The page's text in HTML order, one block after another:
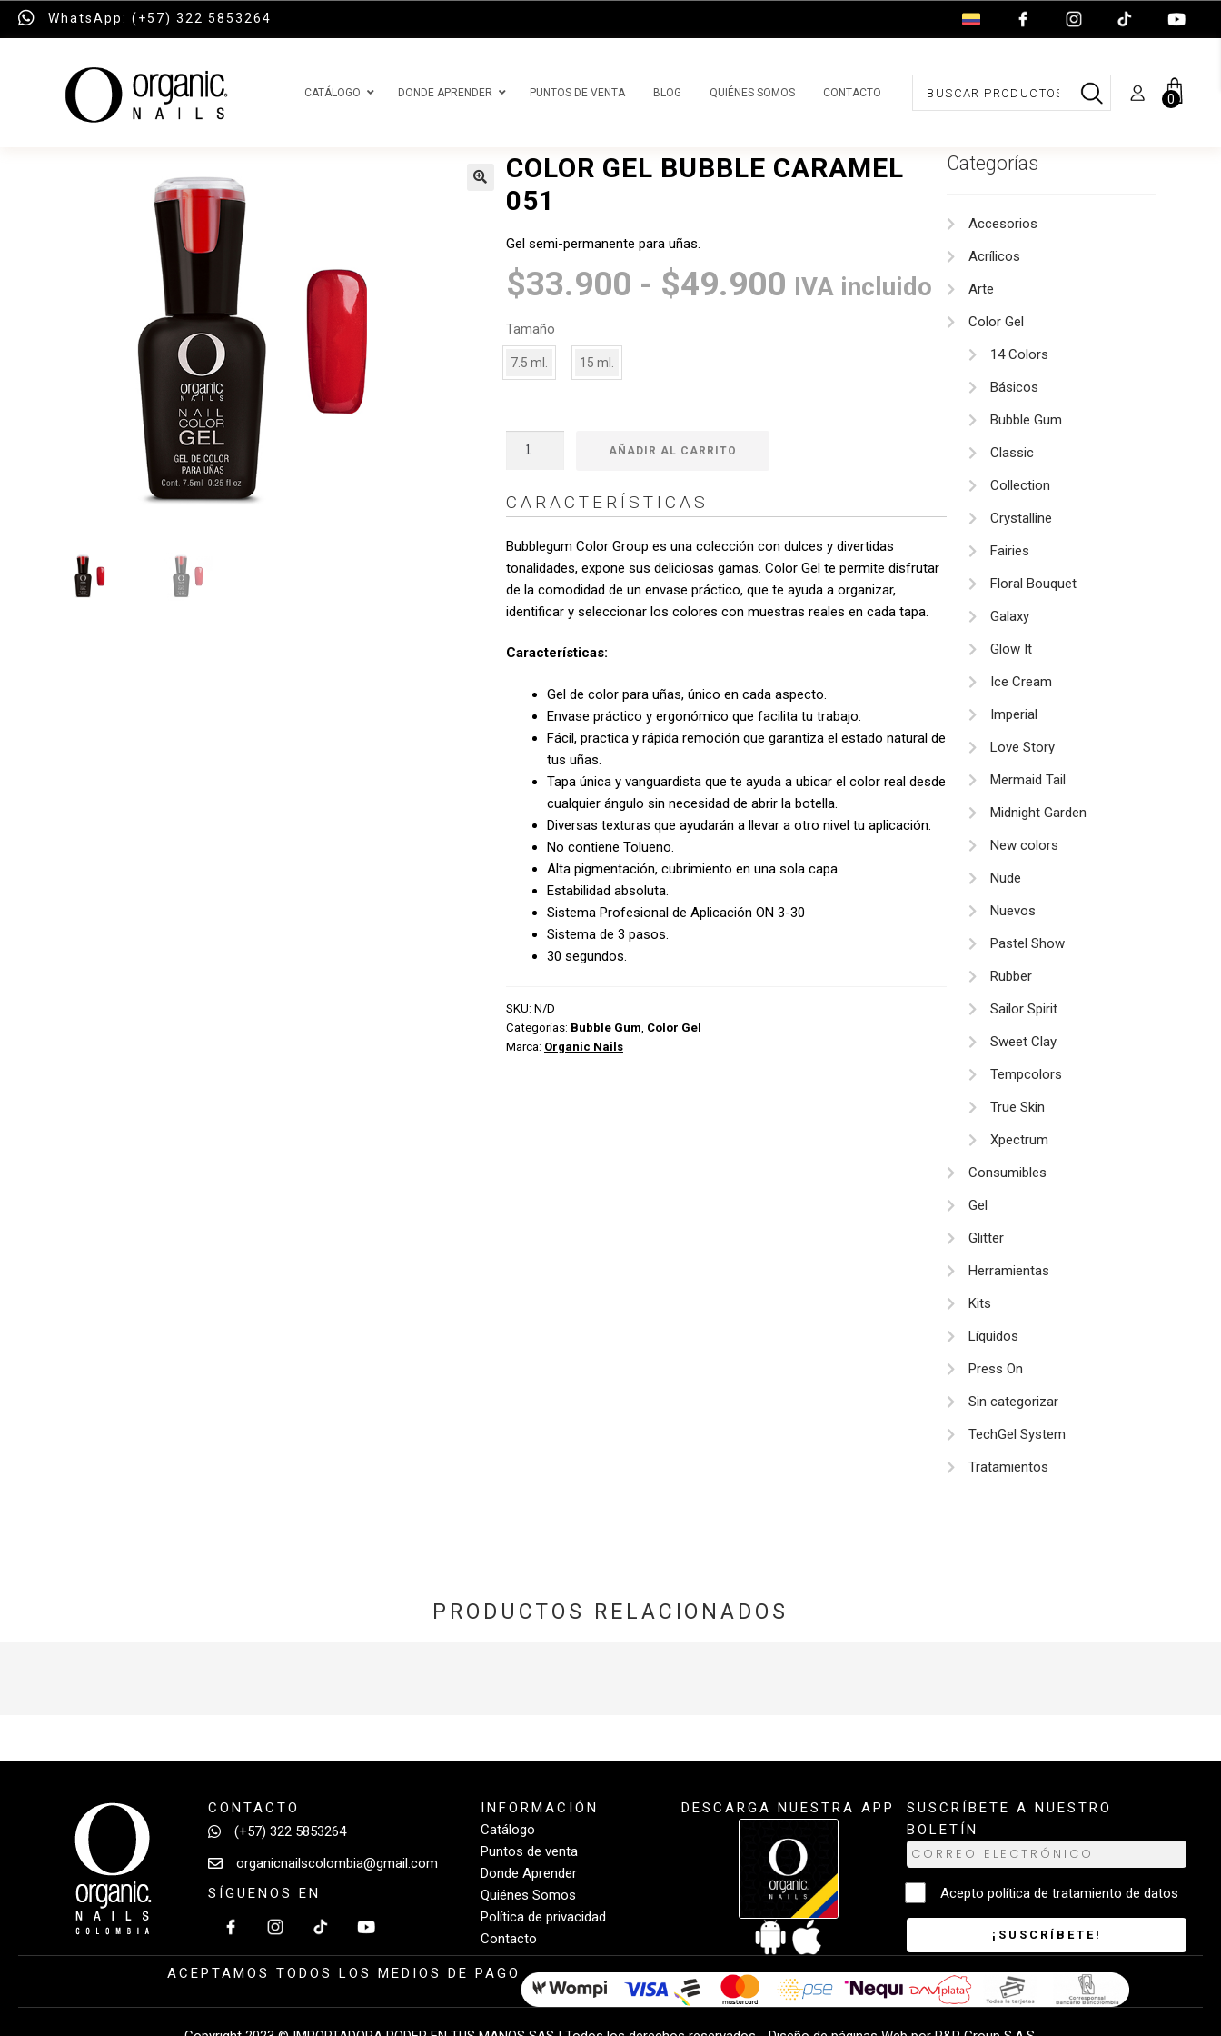
WhatsApp: (+57) 322 5853264
CATÁLOGO DONDE APRENDER PUNTOS DE VENTA BLOG QUIÉNES SOMOS CONTACTO 0
COLOR GEL BUBBLE CARAMEL
051
Gel semi-permanente para uñas.
$33.900 - $49.900Rango
$49.900
IVA incluido
Tamaño
7.5 ml. 15 ml.
Color
Caramel
cantidad
AÑADIR AL CARRITO
CARACTERÍSTICAS
Bubblegum Color Group es una colección con dulces y divertidas
tonalidades, expone sus deliciosas gamas. Color Gel te permite disfrutar
de la comodidad de un envase práctico, que te ayuda a organizar,
identificar y seleccionar los colores con muestras reales en cada tapa.
Características:
Gel de color para uñas, único en cada aspecto.
Envase práctico y ergonómico que facilita tu trabajo.
Fácil, practica y rápida remoción que garantiza el estado natural de
tus uñas.
Tapa única y vanguardista que te ayuda a ubicar el color real desde
cualquier ángulo sin necesidad de abrir la botella.
Diversas texturas que ayudarán a llevar a otro nivel tu aplicación.
No contiene Tolueno.
Alta pigmentación, cubrimiento en una sola capa.
Estabilidad absoluta.
Sistema Profesional de Aplicación ON 3-30
Sistema de 3 pasos.
30 segundos.
SKU: N/D
Categorías: Bubble Gum, Color Gel
Marca: Organic Nails
Categorías
Accesorios
Acrílicos
Arte
Color Gel
14 Colors
Básicos
Bubble Gum
Classic
Collection
Crystalline
Fairies
Floral Bouquet
Galaxy
Glow It
Ice Cream
Imperial
Love Story
Mermaid Tail
Midnight Garden
New colors
Nude
Nuevos
Pastel Show
Rubber
Sailor Spirit
Sweet Clay
Tempcolors
True Skin
Xpectrum
Consumibles
Gel
Glitter
Herramientas
Kits
Líquidos
Press On
Sin categorizar
TechGel System
Tratamientos
PRODUCTOS RELACIONADOS
CONTACTO
(+57) 322 5853264
organicnailscolombia@gmail.com
SÍGUENOS EN
INFORMACIÓN
Catálogo
Puntos de venta
Donde Aprender
Quiénes Somos
Política de privacidad
Contacto
DESCARGA NUESTRA APP
SUSCRÍBETE A NUESTRO
BOLETÍN
Acepto política de tratamiento de datos
¡SUSCRÍBETE!
ACEPTAMOS TODOS LOS MEDIOS DE PAGO
desde
$49.900